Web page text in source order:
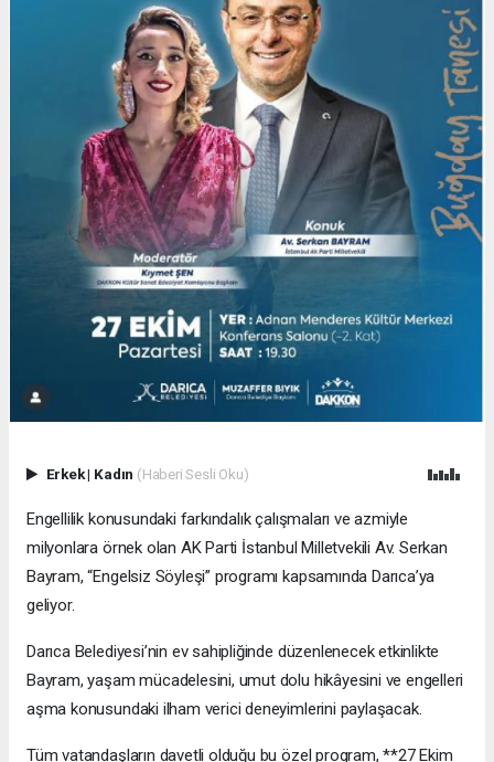
Erkek| Kadın (Haberi Sesli Oku)
Engellilik konusundaki farkındalık çalışmaları ve azmiyle
milyonlara örnek olan AK Parti İstanbul Milletvekili Av. Serkan
Bayram, “Engelsiz Söyleşi” programı kapsamında Darıca’ya
geliyor.
Darıca Belediyesi’nin ev sahipliğinde düzenlenecek etkinlikte
Bayram, yaşam mücadelesini, umut dolu hikâyesini ve engelleri
aşma konusundaki ilham verici deneyimlerini paylaşacak.
Tüm vatandaşların davetli olduğu bu özel program, **27 Ekim